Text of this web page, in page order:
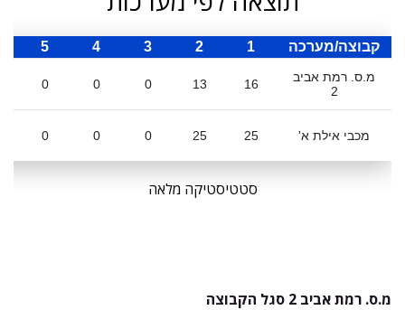
קבוצה/מערכה 1
2
3
4
5
מ.ס. רמת אביב
2
16
13
0
0
0
מכבי אילת א' 25
25
0
0
0
סטטיסטיקה מלאה
מ.ס. רמת אביב 2 סגל הקבוצה